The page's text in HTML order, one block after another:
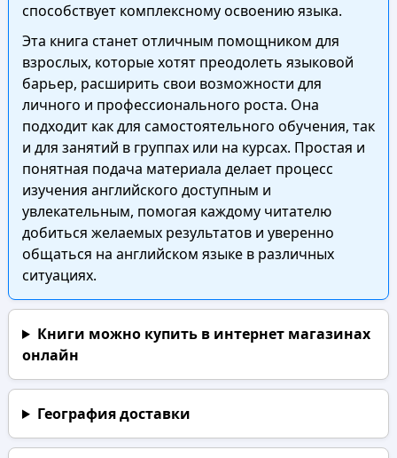
способствует комплексному освоению языка.
Эта книга станет отличным помощником для
взрослых, которые хотят преодолеть языковой
барьер, расширить свои возможности для
личного и профессионального роста. Она
подходит как для самостоятельного обучения, так
и для занятий в группах или на курсах. Простая и
понятная подача материала делает процесс
изучения английского доступным и
увлекательным, помогая каждому читателю
добиться желаемых результатов и уверенно
общаться на английском языке в различных
ситуациях.
Книги можно купить в интернет магазинах
онлайн
География доставки